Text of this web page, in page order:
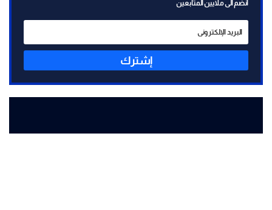
انضم الى ملايين المتابعين
إشترك